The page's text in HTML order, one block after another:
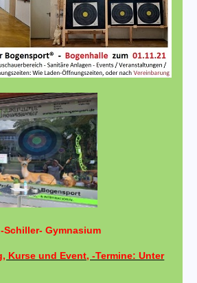
Schiller- Gymnasium
Kurse und Event, -Termine: Unter